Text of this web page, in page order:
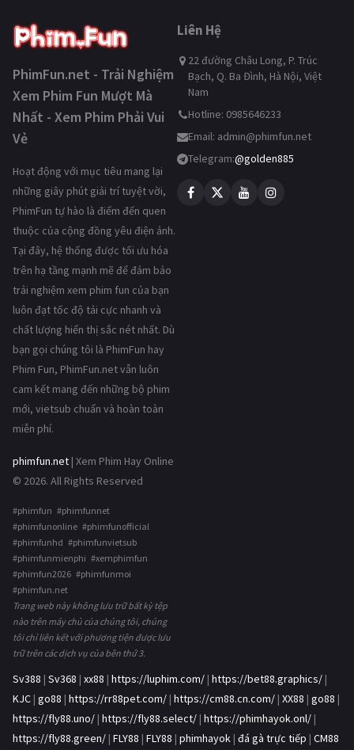
PhimFun.net - Trải Nghiệm
Xem Phim Fun Mượt Mà
Nhất - Xem Phim Phải Vui
Vẻ
Hoạt động với mục tiêu mang lại
những giây phút giải trí tuyệt vời,
PhimFun tự hào là điểm đến quen
thuộc của cộng đồng yêu điện ảnh.
Tại đây, hệ thống được tối ưu hóa
trên hạ tầng mạnh mẽ để đảm bảo
trải nghiệm xem phim fun của bạn
luôn đạt tốc độ tải cực nhanh và
chất lượng hiển thị sắc nét nhất. Dù
bạn gọi chúng tôi là PhimFun hay
Phim Fun, PhimFun.net vẫn luôn
cam kết mang đến những bộ phim
mới, vietsub chuẩn và hoàn toàn
miễn phí.
phimfun.net | Xem Phim Hay Online
© 2026. All Rights Reserved
#phimfun #phimfunnet
#phimfunonline #phimfunofficial
#phimfunhd #phimfunvietsub
#phimfunmienphi #xemphimfun
#phimfun2026 #phimfunmoi
#phimfun.net
Trang web này không lưu trữ bất kỳ tệp
nào trên máy chủ của chúng tôi, chúng
tôi chỉ liên kết với phương tiện được lưu
trữ trên các dịch vụ của bên thứ 3.
Liên Hệ
22 đường Châu Long, P. Trúc
Bạch, Q. Ba Đình, Hà Nội, Việt
Nam
Hotline: 0985646233
Email: admin@phimfun.net
Telegram:@golden885
Sv388 | Sv368 | xx88 | https://luphim.com/ | https://bet88.graphics/ |
KJC | go88 | https://rr88pet.com/ | https://cm88.cn.com/ | XX88 | go88 |
https://fly88.uno/ | https://fly88.select/ | https://phimhayok.onl/ |
https://fly88.green/ | FLY88 | FLY88 | phimhayok | đá gà trực tiếp | CM88